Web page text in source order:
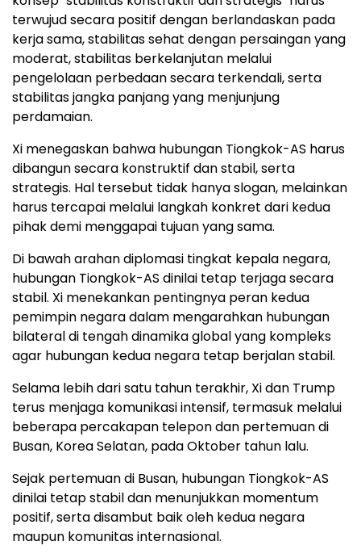
terwujud secara positif dengan berlandaskan pada
kerja sama, stabilitas sehat dengan persaingan yang
moderat, stabilitas berkelanjutan melalui
pengelolaan perbedaan secara terkendali, serta
stabilitas jangka panjang yang menjunjung
perdamaian.
Xi menegaskan bahwa hubungan Tiongkok-AS harus
dibangun secara konstruktif dan stabil, serta
strategis. Hal tersebut tidak hanya slogan, melainkan
harus tercapai melalui langkah konkret dari kedua
pihak demi menggapai tujuan yang sama.
Di bawah arahan diplomasi tingkat kepala negara,
hubungan Tiongkok-AS dinilai tetap terjaga secara
stabil. Xi menekankan pentingnya peran kedua
pemimpin negara dalam mengarahkan hubungan
bilateral di tengah dinamika global yang kompleks
agar hubungan kedua negara tetap berjalan stabil.
Selama lebih dari satu tahun terakhir, Xi dan Trump
terus menjaga komunikasi intensif, termasuk melalui
beberapa percakapan telepon dan pertemuan di
Busan, Korea Selatan, pada Oktober tahun lalu.
Sejak pertemuan di Busan, hubungan Tiongkok-AS
dinilai tetap stabil dan menunjukkan momentum
positif, serta disambut baik oleh kedua negara
maupun komunitas internasional.